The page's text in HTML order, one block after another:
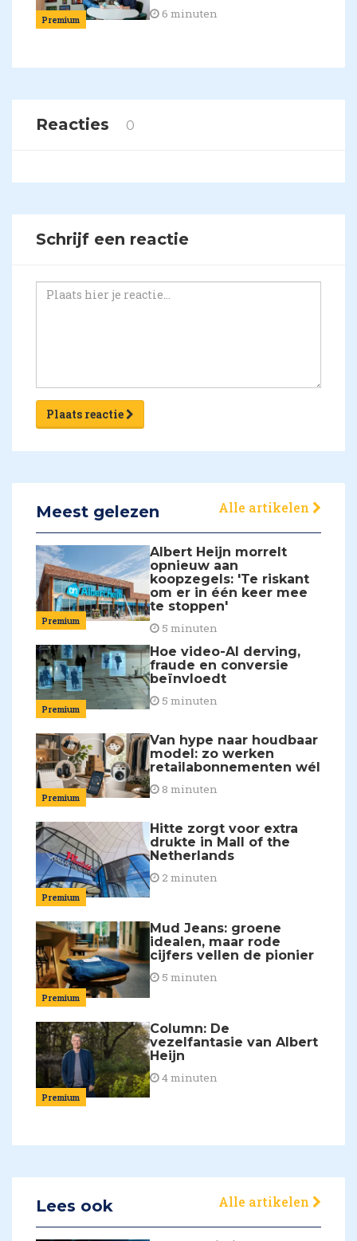
Premium 6 minuten
Reacties 0
Schrijf een reactie
Plaats reactie
Meest gelezen Alle artikelen
Premium
Albert Heijn morrelt
opnieuw aan
koopzegels: 'Te riskant
om er in één keer mee
te stoppen'
5 minuten
Premium
Hoe video-AI derving,
fraude en conversie
beïnvloedt
5 minuten
Premium
Van hype naar houdbaar
model: zo werken
retailabonnementen wél
8 minuten
Premium
Hitte zorgt voor extra
drukte in Mall of the
Netherlands
2 minuten
Premium
Mud Jeans: groene
idealen, maar rode
cijfers vellen de pionier
5 minuten
Premium
Column: De
vezelfantasie van Albert
Heijn
4 minuten
Lees ook Alle artikelen